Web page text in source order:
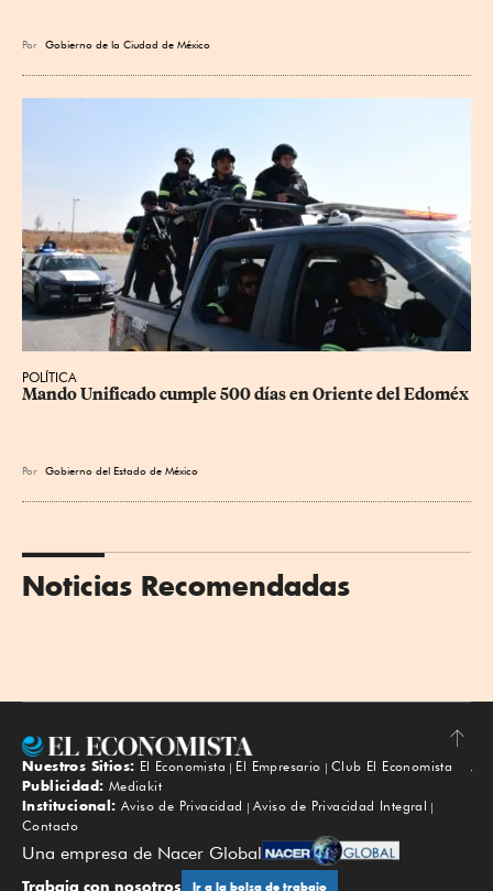
Por Gobierno de la Ciudad de México
POLÍTICA
Mando Unificado cumple 500 días en Oriente del Edoméx
Por Gobierno del Estado de México
Noticias Recomendadas
Subir
Nuestros Sitios: El Economista El Empresario
Club El Economista
Publicidad: Mediakit
Institucional: Aviso de Privacidad
Aviso de Privacidad Integral
Contacto
Una empresa de Nacer Global
Trabaja con nosotros Ir a la bolsa de trabajo